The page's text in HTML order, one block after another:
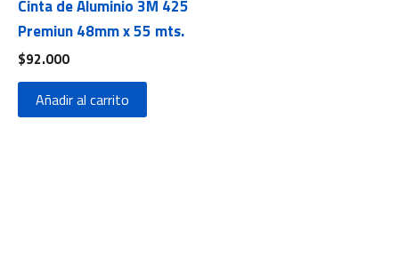
Cinta de Aluminio 3M 425
Premiun 48mm x 55 mts.
$92.000
Añadir al carrito